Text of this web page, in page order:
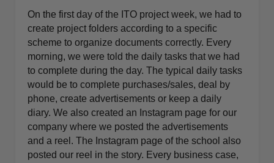
On the first day of the ITO project week, we had to
create project folders according to a specific
scheme to organize documents correctly. Every
morning, we were told the daily tasks that we had
to complete during the day. The typical daily tasks
would be to complete purchases/sales, deal by
phone, create advertisements or keep a daily
diary. We also created an Instagram page for our
company where we posted the advertisements
and a reel. The Instagram page of the school also
posted our reel in the story. Every business case,